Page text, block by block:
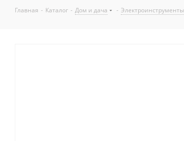
Главная - Каталог - Дом и дача - Электроинструменты